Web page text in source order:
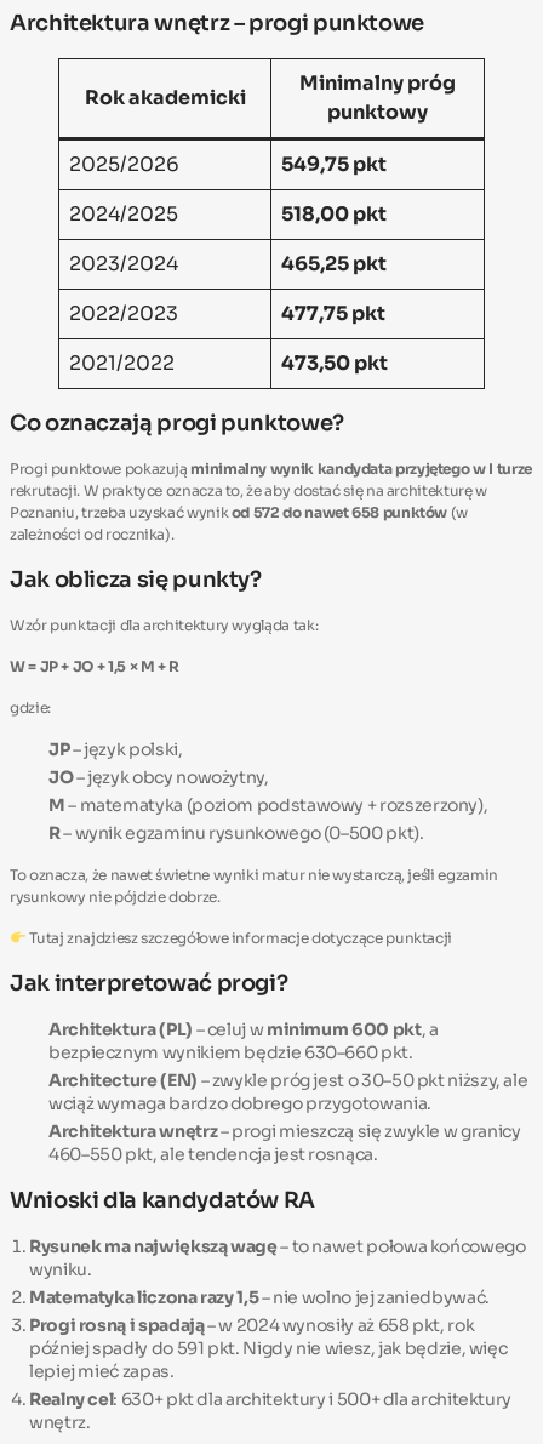
Architektura wnętrz – progi punktowe
Rok akademicki
Minimalny próg
punktowy
2025/2026
549,75 pkt
2024/2025
518,00 pkt
2023/2024
465,25 pkt
2022/2023
477,75 pkt
2021/2022
473,50 pkt
Co oznaczają progi punktowe?
Progi punktowe pokazują minimalny wynik kandydata przyjętego w I turze
rekrutacji. W praktyce oznacza to, że aby dostać się na architekturę w
Poznaniu, trzeba uzyskać wynik od 572 do nawet 658 punktów (w
zależności od rocznika).
Jak oblicza się punkty?
Wzór punktacji dla architektury wygląda tak:
W = JP + JO + 1,5 × M + R
gdzie:
JP– język polski,
JO– język obcy nowożytny,
M– matematyka (poziom podstawowy + rozszerzony),
R– wynik egzaminu rysunkowego (0–500 pkt).
To oznacza, że nawet świetne wyniki matur nie wystarczą, jeśli egzamin
rysunkowy nie pójdzie dobrze.
Tutaj znajdziesz szczegółowe informacje dotyczące punktacji
Jak interpretować progi?
Architektura (PL) – celuj w minimum 600 pkt, a
bezpiecznym wynikiem będzie 630–660 pkt.
Architecture (EN) – zwykle próg jest o 30–50 pkt niższy, ale
wciąż wymaga bardzo dobrego przygotowania.
Architektura wnętrz– progi mieszczą się zwykle w granicy
460–550 pkt, ale tendencja jest rosnąca.
Wnioski dla kandydatów RA
Rysunek ma największą wagę– to nawet połowa końcowego
wyniku.
Matematyka liczona razy 1,5– nie wolno jej zaniedbywać.
Progi rosną i spadają– w 2024 wynosiły aż 658 pkt, rok
później spadły do 591 pkt. Nigdy nie wiesz, jak będzie, więc
lepiej mieć zapas.
Realny cel: 630+ pkt dla architektury i 500+ dla architektury
wnętrz.